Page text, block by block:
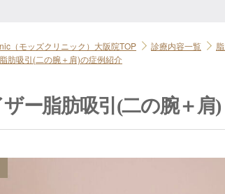
（モッズクリニック）大阪院TOP 診療内容一覧
肪吸引(二の腕＋肩)の症例紹介
ー脂肪吸引(二の腕＋肩